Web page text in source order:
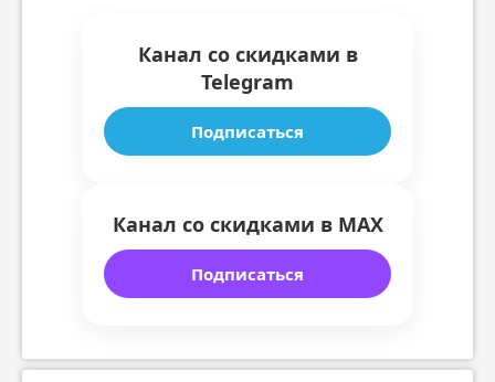
Канал со скидками в
Telegram
Подписаться
Канал со скидками в MAX
Подписаться